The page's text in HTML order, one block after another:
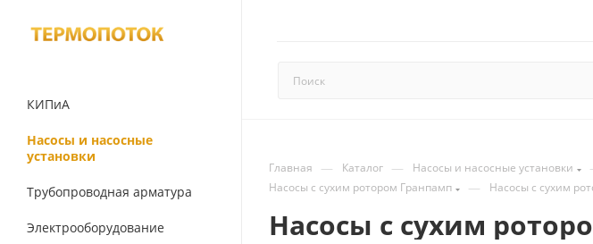
КИПиА
Насосы и насосные
установки
Трубопроводная арматура
Электрооборудование
Главная — Каталог — Насосы и насосные установки
Насосы с сухим ротором Гранпамп — Насосы с сухим
Насосы с сухим